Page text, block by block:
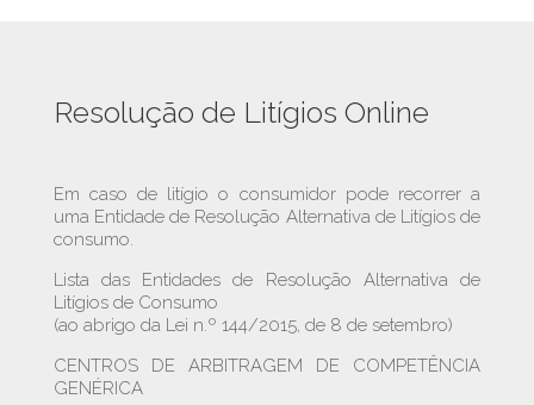
Resolução de Litígios Online
Em caso de litígio o consumidor pode recorrer a
uma Entidade de Resolução Alternativa de Litígios de
consumo.
Lista das Entidades de Resolução Alternativa de
Litígios de Consumo
(ao abrigo da Lei n.º 144/2015, de 8 de setembro)
CENTROS DE ARBITRAGEM DE COMPETÊNCIA
GENÉRICA